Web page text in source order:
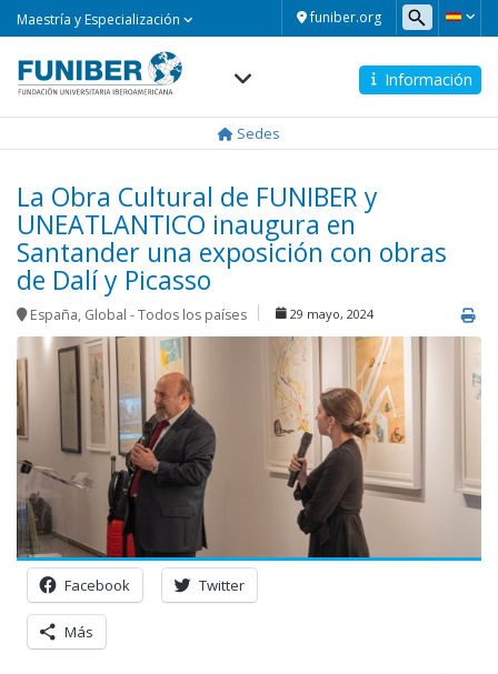
funiber.org
Maestría y Especialización
Información
Sedes
La Obra Cultural de FUNIBER y
UNEATLANTICO inaugura en
Santander una exposición con obras
de Dalí y Picasso
España, Global - Todos los países 29 mayo, 2024
Facebook Twitter
Más